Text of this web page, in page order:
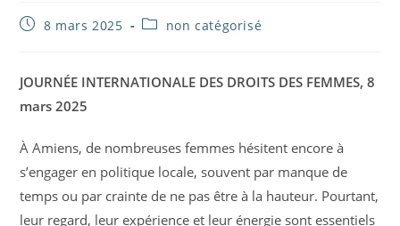
Publication
8 mars 2025
Postnon catégorisé
JOURNÉE INTERNATIONALE DES DROITS DES FEMMES, 8
mars 2025
À Amiens, de nombreuses femmes hésitent encore à
s’engager en politique locale, souvent par manque de
temps ou par crainte de ne pas être à la hauteur. Pourtant,
leur regard, leur expérience et leur énergie sont essentiels